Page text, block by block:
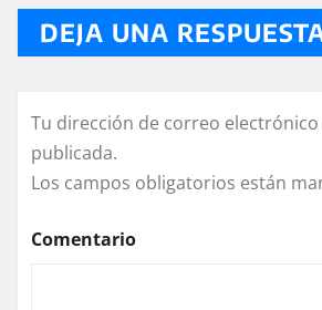
DEJA UNA
Tu dirección de correo
publicada.
Los campos obligatorios están
Comentario